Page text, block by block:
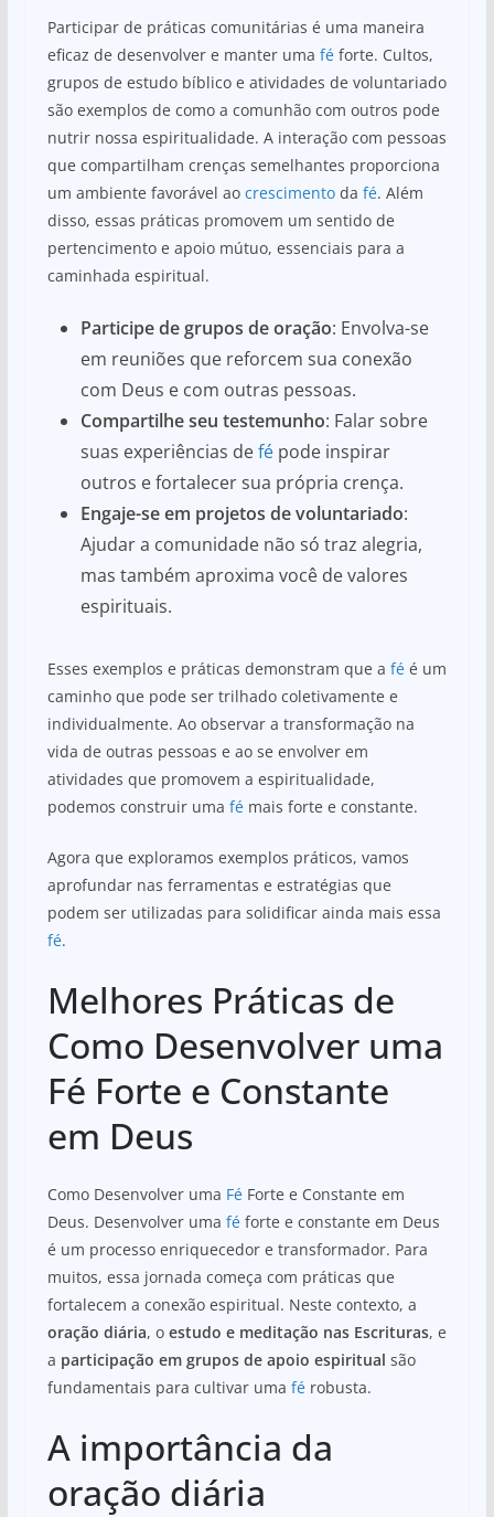
Participar de práticas comunitárias é uma maneira
eficaz de desenvolver e manter uma féforte. Cultos,
grupos de estudo bíblico e atividades de voluntariado
são exemplos de como a comunhão com outros pode
nutrir nossa espiritualidade. A interação com pessoas
que compartilham crenças semelhantes proporciona
um ambiente favorável ao crescimentoda fé. Além
disso, essas práticas promovem um sentido de
pertencimento e apoio mútuo, essenciais para a
caminhada espiritual.
Participe de grupos de oração: Envolva-se
em reuniões que reforcem sua conexão
com Deus e com outras pessoas.
Compartilhe seu testemunho: Falar sobre
suas experiências defépode inspirar
outros e fortalecer sua própria crença.
Engaje-se em projetos de voluntariado:
Ajudar a comunidade não só traz alegria,
mas também aproxima você de valores
espirituais.
Esses exemplos e práticas demonstram que a féé um
caminho que pode ser trilhado coletivamente e
individualmente. Ao observar a transformação na
vida de outras pessoas e ao se envolver em
atividades que promovem a espiritualidade,
podemos construir uma fémais forte e constante.
Agora que exploramos exemplos práticos, vamos
aprofundar nas ferramentas e estratégias que
podem ser utilizadas para solidificar ainda mais essa
fé.
Melhores Práticas de
Como Desenvolver uma
Fé Forte e Constante
em Deus
Como Desenvolver uma FéForte e Constante em
Deus. Desenvolver uma féforte e constante em Deus
é um processo enriquecedor e transformador. Para
muitos, essa jornada começa com práticas que
fortalecem a conexão espiritual. Neste contexto, a
oração diária, o estudo e meditação nas Escrituras, e
a participação em grupos de apoio espiritual são
fundamentais para cultivar uma férobusta.
A importância da
oração diária